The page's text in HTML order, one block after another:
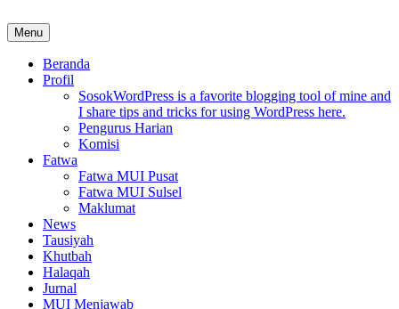
to
content
MUI Sulawesi Selatan
Khadimul Ummah wa Shadiqul Hukuuma
Menu
Beranda
Profil
SosokWordPress is a favorite blogging tool of mine and
I share tips and tricks for using WordPress here.
Pengurus Harian
Komisi
Fatwa
Fatwa MUI Pusat
Fatwa MUI Sulsel
Maklumat
News
Tausiyah
Khutbah
Halaqah
Jurnal
MUI Menjawab